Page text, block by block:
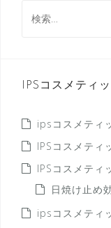
索:
IPSコスメティ
ipsコスメティ
IPSコスメティ
IPSコスメティ
日焼け止め
ipsコスメティ